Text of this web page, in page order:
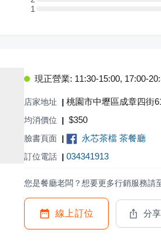
2 星：0 則評論
11 星：0 則評論
現正營業: 11:30-15:00, 17:00-
店家地址 | 桃園市中壢區成章四街
均消價位 | $350
臉書頁面 | 永芯茶檔 茶餐廳
訂位電話 | 034341913
您是餐廳老闆？想要更多行銷服務請
線上訂位 分